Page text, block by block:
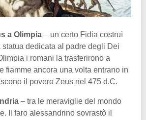
a Olimpia – un certo Fidia costruì
dedicata al padre degli Dei
i romani la trasferirono a
fiamme ancora una volta entrano in
il povero Zeus nel 475 d.C.
– tra le meraviglie del mondo
Il faro alessandrino sovrastò il